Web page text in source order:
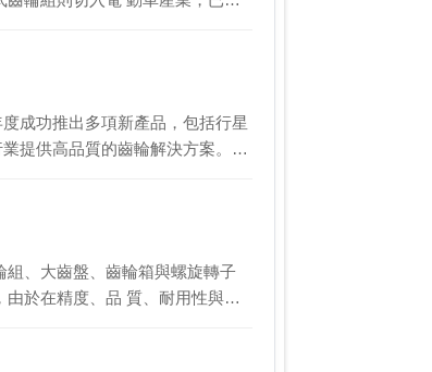
成功推出多項新產品，包括行星
提供高品質的齒輪解決方案。
、大齒盤、齒輪箱與螺旋轉子
於在精度、品 質、耐用性與